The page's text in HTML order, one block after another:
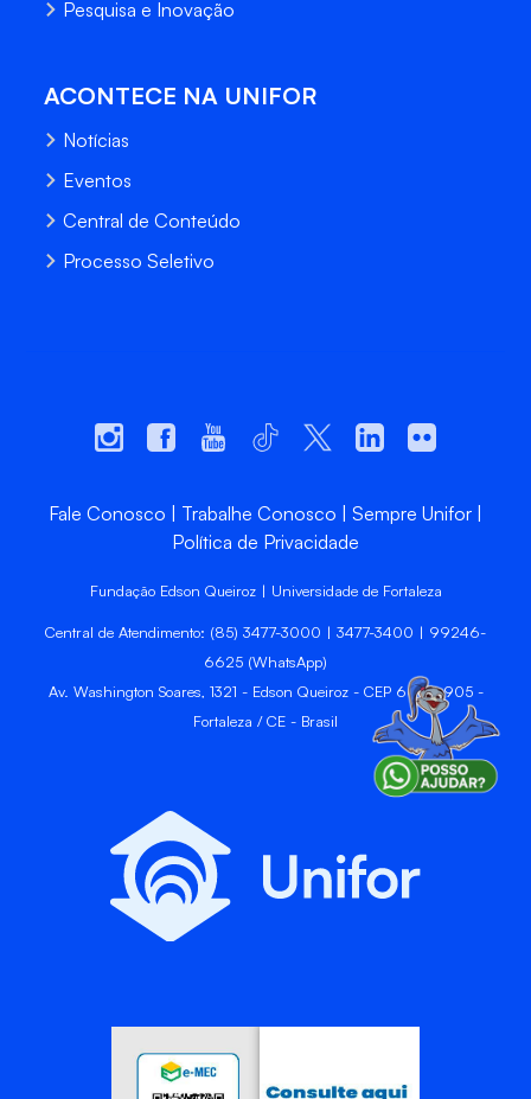
Pesquisa e Inovação
ACONTECE NA UNIFOR
Notícias
Eventos
Central de Conteúdo
Processo Seletivo
Fale Conosco Trabalhe Conosco
Sempre Unifor
Política de Privacidade
Fundação Edson Queiroz | Universidade de Fortaleza
Central de Atendimento: (85) 3477-3000 | 3477-3400 | 99246-
6625 (WhatsApp)
Av. Washington Soares, 1321 - Edson Queiroz - CEP 60811-905 -
Fortaleza / CE - Brasil